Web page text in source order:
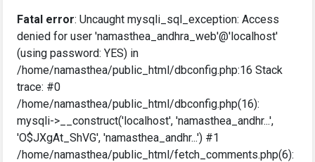
Fatal error: Uncaught mysqli_sql_exception: Access
denied for user 'namasthea_andhra_web'@'localhost'
(using password: YES) in
/home/namasthea/public_html/dbconfig.php:16 Stack
trace: #0
/home/namasthea/public_html/dbconfig.php(16):
mysqli->__construct('localhost', 'namasthea_andhr...',
'O$JXgAt_ShVG', 'namasthea_andhr...') #1
/home/namasthea/public_html/fetch_comments.php(6):